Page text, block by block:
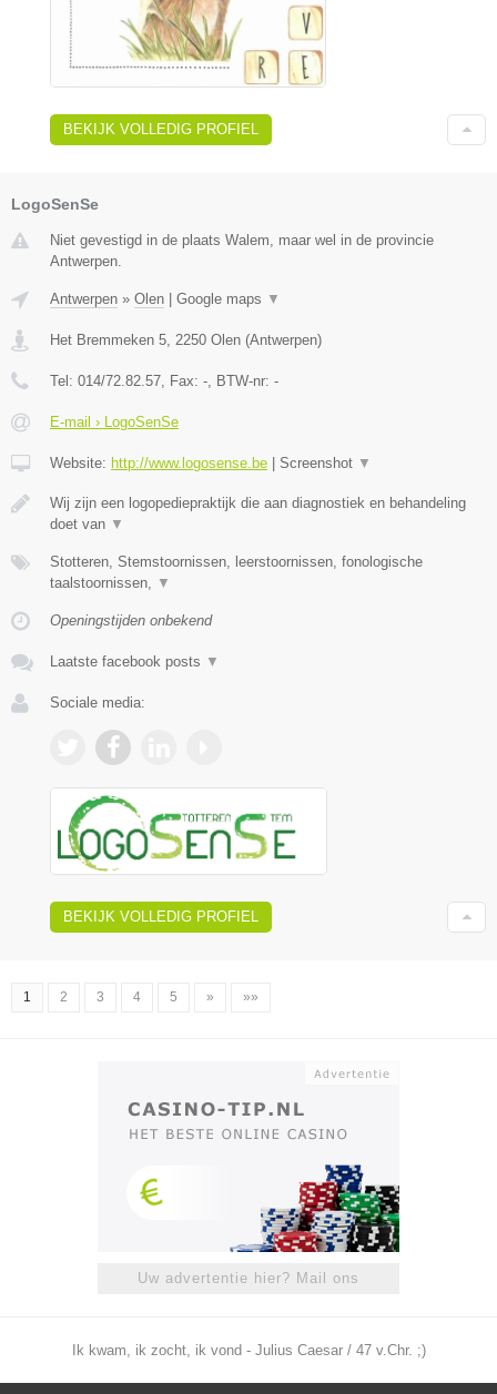
BEKIJK VOLLEDIG PROFIEL
LogoSenSe
Niet gevestigd in de plaats Walem, maar wel in de provincie
Antwerpen.
Antwerpen » Olen | Google maps ▼
Het Bremmeken 5 2250 Olen (Antwerpen)
Tel: 014/72.82.57 , Fax: - , BTW-nr: -
E-mail › LogoSenSe
Website: http://www.logosense.be | Screenshot ▼
Wij zijn een logopediepraktijk die aan diagnostiek en behandeling
doet van ▼
Stotteren, Stemstoornissen, leerstoornissen, fonologische
taalstoornissen,
▼
Openingstijden onbekend
Laatste facebook posts ▼
Sociale media:
BEKIJK VOLLEDIG PROFIEL
1 2 3 4 5 » »»
Uw advertentie hier? Mail ons
Ik kwam, ik zocht, ik vond - Julius Caesar / 47 v.Chr. ;)